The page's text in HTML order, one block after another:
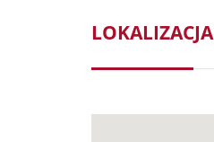
LOKALIZACJA